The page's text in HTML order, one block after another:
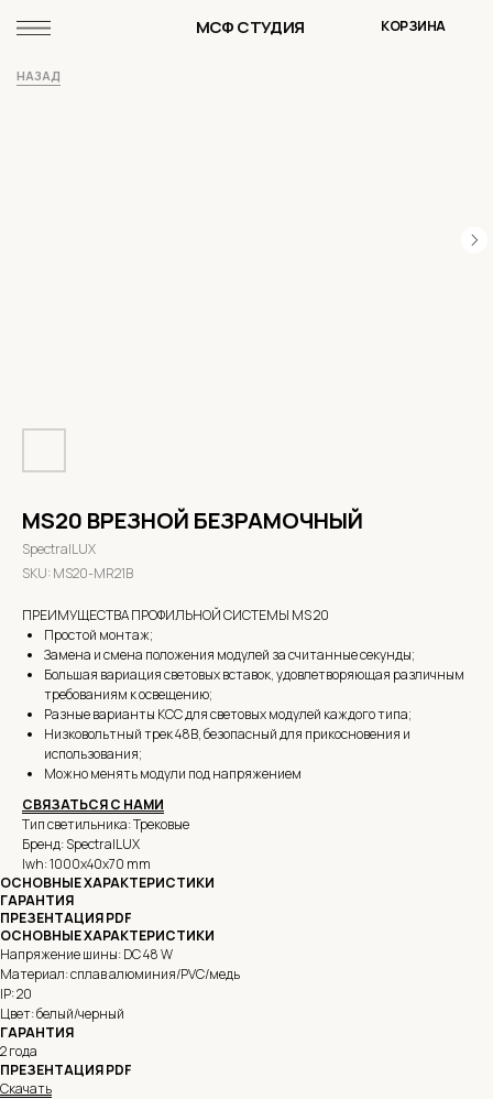
МСФ СТУДИЯ КОРЗИНА
НАЗАД
MS20 ВРЕЗНОЙ БЕЗРАМОЧНЫЙ
SpectralLUX
SKU: MS20-MR21B
ПРЕИМУЩЕСТВА ПРОФИЛЬНОЙ СИСТЕМЫ MS 20
Простой монтаж;
Замена и смена положения модулей за считанные секунды;
Большая вариация световых вставок, удовлетворяющая различным
требованиям к освещению;
Разные варианты КСС для световых модулей каждого типа;
Низковольтный трек 48В, безопасный для прикосновения и
использования;
Можно менять модули под напряжением
СВЯЗАТЬСЯ С НАМИ
Тип светильника: Трековые
Бренд: SpectralLUX
lwh: 1000x40x70 mm
ОСНОВНЫЕ ХАРАКТЕРИСТИКИ
ГАРАНТИЯ
ПРЕЗЕНТАЦИЯ PDF
ОСНОВНЫЕ ХАРАКТЕРИСТИКИ
Напряжение шины: DC 48 W
Материал: сплав алюминия/PVC/медь
IP: 20
Цвет: белый/черный
ГАРАНТИЯ
2 года
ПРЕЗЕНТАЦИЯ PDF
Скачать